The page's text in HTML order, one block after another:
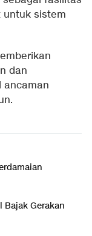
untuk sistem
dan
ancaman
Bajak Gerakan